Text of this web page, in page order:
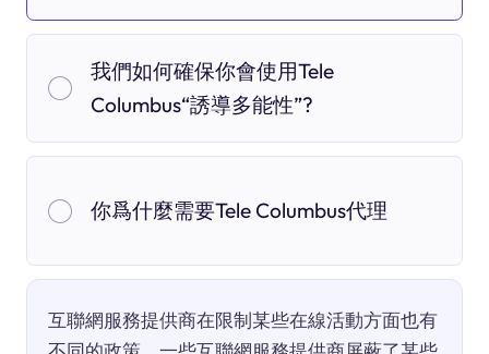
我們如何確保你會使用Tele
Columbus“誘導多能性”?
你爲什麼需要Tele Columbus代理
互聯網服務提供商在限制某些在線活動方面也有